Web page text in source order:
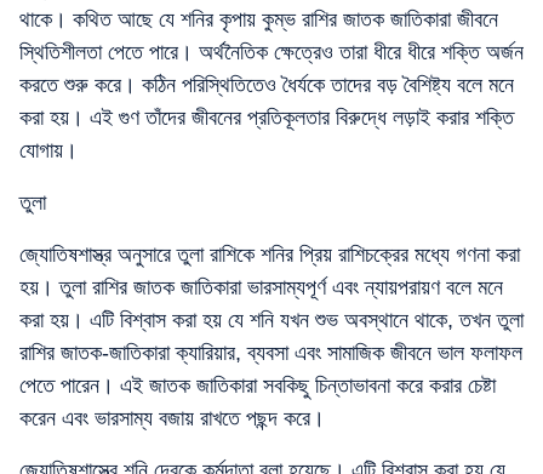
থাকে। কথিত আছে যে শনির কৃপায় কুম্ভ রাশির জাতক জাতিকারা জীবনে
স্থিতিশীলতা পেতে পারে। অর্থনৈতিক ক্ষেত্রেও তারা ধীরে ধীরে শক্তি অর্জন
করতে শুরু করে। কঠিন পরিস্থিতিতেও ধৈর্যকে তাদের বড় বৈশিষ্ট্য বলে মনে
করা হয়। এই গুণ তাঁদের জীবনের প্রতিকূলতার বিরুদ্ধে লড়াই করার শক্তি
যোগায়।
তুলা
জ্যোতিষশাস্ত্র অনুসারে তুলা রাশিকে শনির প্রিয় রাশিচক্রের মধ্যে গণনা করা
হয়। তুলা রাশির জাতক জাতিকারা ভারসাম্যপূর্ণ এবং ন্যায়পরায়ণ বলে মনে
করা হয়। এটি বিশ্বাস করা হয় যে শনি যখন শুভ অবস্থানে থাকে, তখন তুলা
রাশির জাতক-জাতিকারা ক্যারিয়ার, ব্যবসা এবং সামাজিক জীবনে ভাল ফলাফল
পেতে পারেন। এই জাতক জাতিকারা সবকিছু চিন্তাভাবনা করে করার চেষ্টা
করেন এবং ভারসাম্য বজায় রাখতে পছন্দ করে।